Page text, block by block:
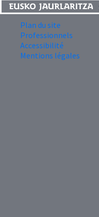
Plan du site
Professionnels
Accessibilité
Mentions légales